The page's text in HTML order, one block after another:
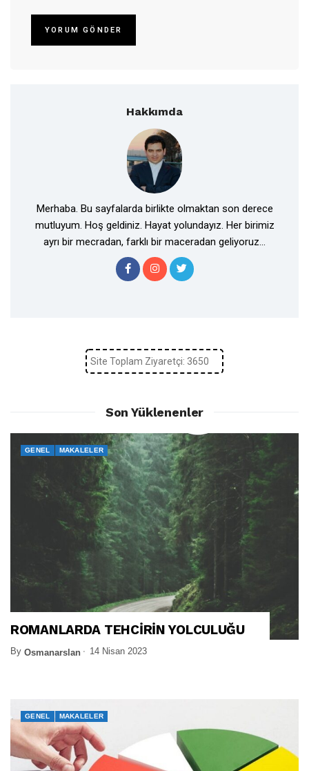
Hakkımda
Merhaba. Bu sayfalarda birlikte olmaktan son derece
mutluyum. Hoş geldiniz. Hayat yolundayız. Her birimiz
ayrı bir mecradan, farklı bir maceradan geliyoruz...
Site Toplam Ziyaretçi: 3650
Son Yüklenenler
GENEL MAKALELER
ROMANLARDA TEHCİRİN YOLCULUĞU
By Osmanarslan 14 Nisan 2023
GENEL MAKALELER